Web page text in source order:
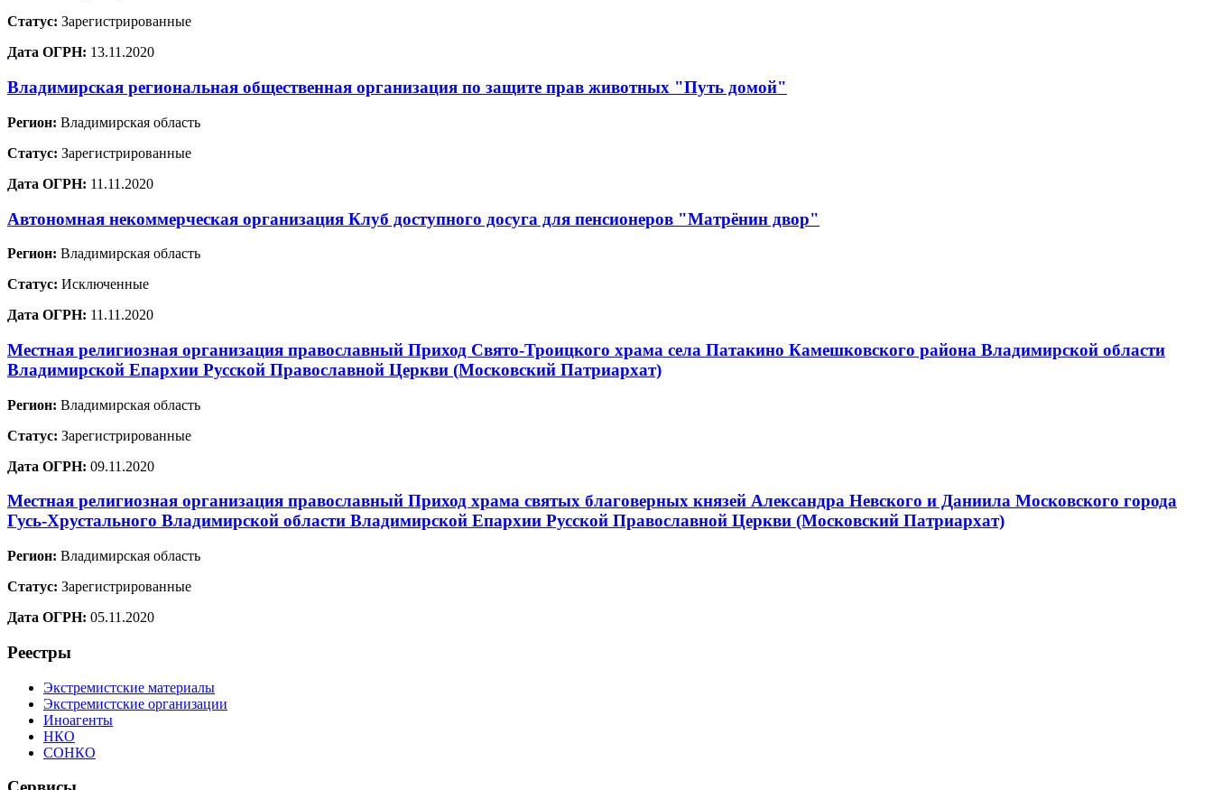
Статус: Зарегистрированные
Дата ОГРН: 13.11.2020
Владимирская региональная общественная организация по защите прав животных "Путь домой"
Регион: Владимирская область
Статус: Зарегистрированные
Дата ОГРН: 11.11.2020
Автономная некоммерческая организация Клуб доступного досуга для пенсионеров "Матрёнин двор"
Регион: Владимирская область
Статус: Исключенные
Дата ОГРН: 11.11.2020
Местная религиозная организация православный Приход Свято-Троицкого храма села Патакино Камешковского района Владимирской области
Владимирской Епархии Русской Православной Церкви (Московский Патриархат)
Регион: Владимирская область
Статус: Зарегистрированные
Дата ОГРН: 09.11.2020
Местная религиозная организация православный Приход храма святых благоверных князей Александра Невского и Даниила Московского города
Гусь-Хрустального Владимирской области Владимирской Епархии Русской Православной Церкви (Московский Патриархат)
Регион: Владимирская область
Статус: Зарегистрированные
Дата ОГРН: 05.11.2020
Реестры
Экстремистские материалы
Экстремистские организации
Иноагенты
НКО
СОНКО